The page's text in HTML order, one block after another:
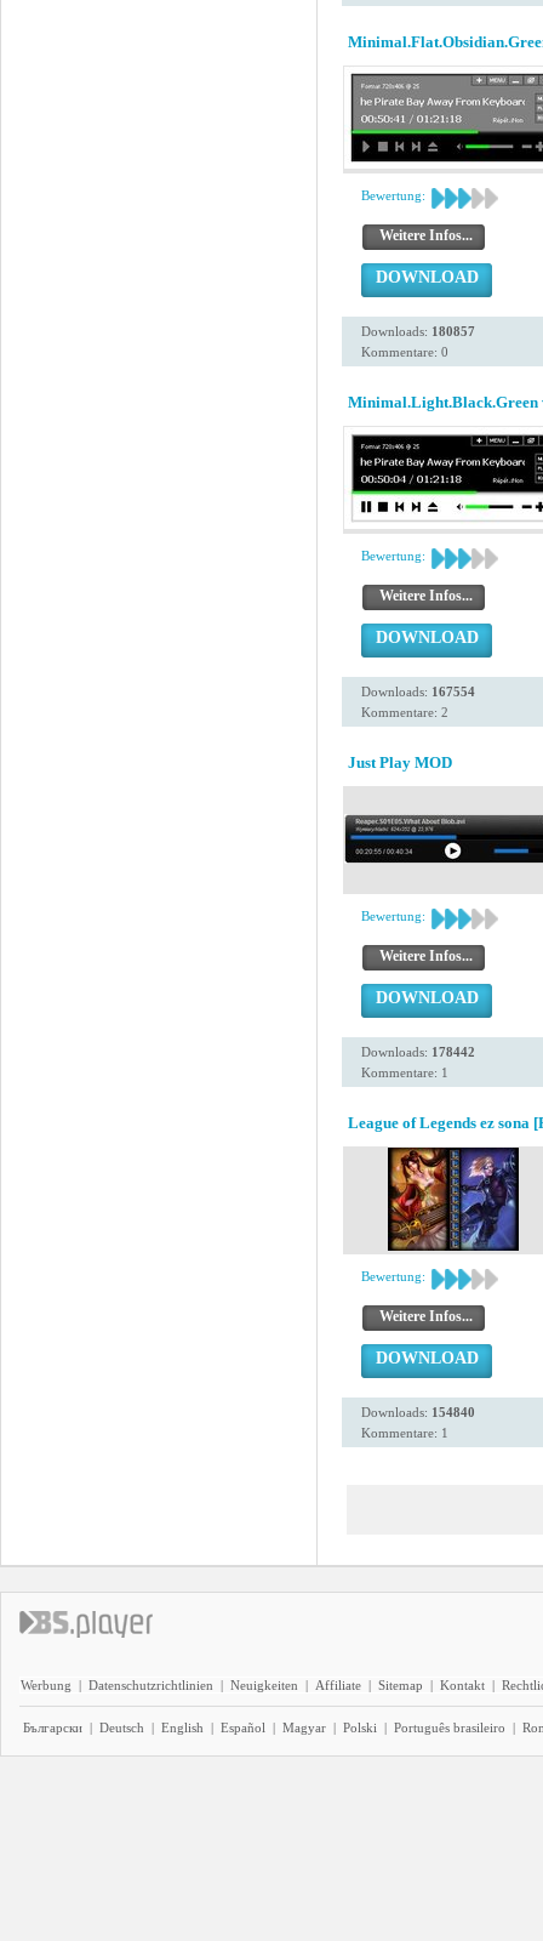
Bewertung:
Weitere Infos...
DOWNLOAD
Downloads: 180857
Kommentare: 0
Minimal.Light.Black.Green
Bewertung:
Weitere Infos...
DOWNLOAD
Downloads: 167554
Kommentare: 2
Just Play MOD
Bewertung:
Weitere Infos...
DOWNLOAD
Downloads: 178442
Kommentare: 1
League of Legends ez sona
Bewertung:
Weitere Infos...
DOWNLOAD
Downloads: 154840
Kommentare: 1
Werbung | Datenschutzrichtlinien | Neuigkeiten | Affiliate | Sitemap | Kontakt |
Български | Deutsch | English | Español | Magyar | Polski | Português brasileiro |